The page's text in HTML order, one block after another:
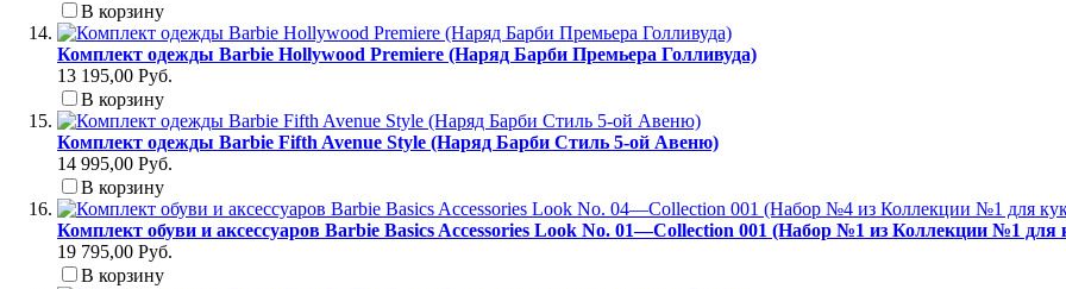
В корзину
Комплект одежды Barbie Hollywood Premiere (Наряд Барби Премьера Голливуда)
13 195,00 Руб.
В корзину
Комплект одежды Barbie Fifth Avenue Style (Наряд Барби Стиль 5-ой Авеню)
14 995,00 Руб.
В корзину
Комплект обуви и аксессуаров Barbie Basics Accessories Look No. 01—Collection 001 (Набор №1 из Коллекции №1 для
19 795,00 Руб.
В корзину